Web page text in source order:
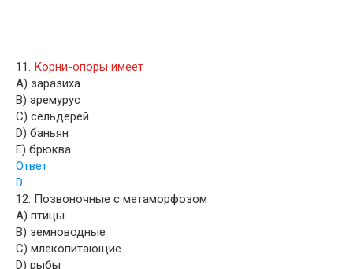
11. Корни-опоры имеет
A) заразиха
B) эремурус
C) сельдерей
D) баньян
E) брюква
Ответ
D
12. Позвоночные с метаморфозом
A) птицы
B) земноводные
C) млекопитающие
D) рыбы